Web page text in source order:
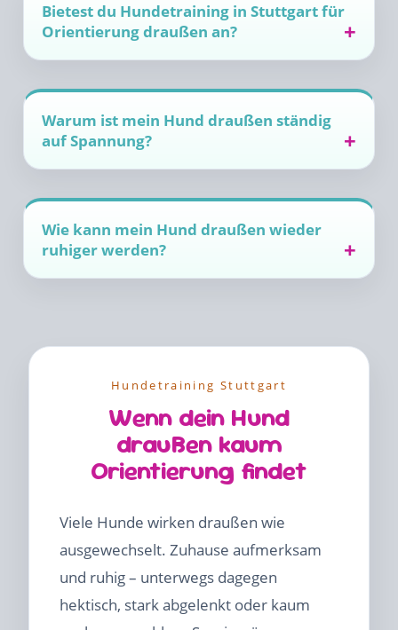
Bietest du Hundetraining in Stuttgart für
Orientierung draußen an?
Warum ist mein Hund draußen ständig
auf Spannung?
Wie kann mein Hund draußen wieder
ruhiger werden?
Hundetraining Stuttgart
Wenn dein Hund
draußen kaum
Orientierung findet
Viele Hunde wirken draußen wie
ausgewechselt. Zuhause aufmerksam
und ruhig – unterwegs dagegen
hektisch, stark abgelenkt oder kaum